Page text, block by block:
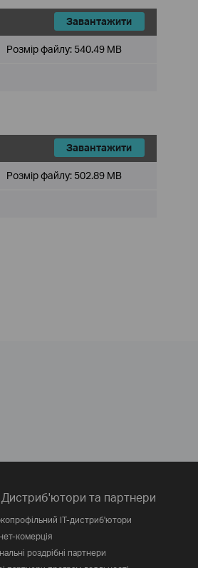
Завантажити
Розмір файлу: 540.49 MB
Завантажити
Розмір файлу: 502.89 MB
Дистриб'ютори та партнери
IT-дистриб'ютори
комерція
роздрібні партнери